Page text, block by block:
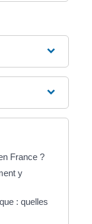
France ?
y
: quelles